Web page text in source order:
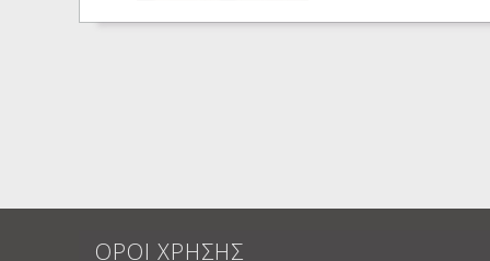
ΟΡΟΙ ΧΡΗΣΗΣ